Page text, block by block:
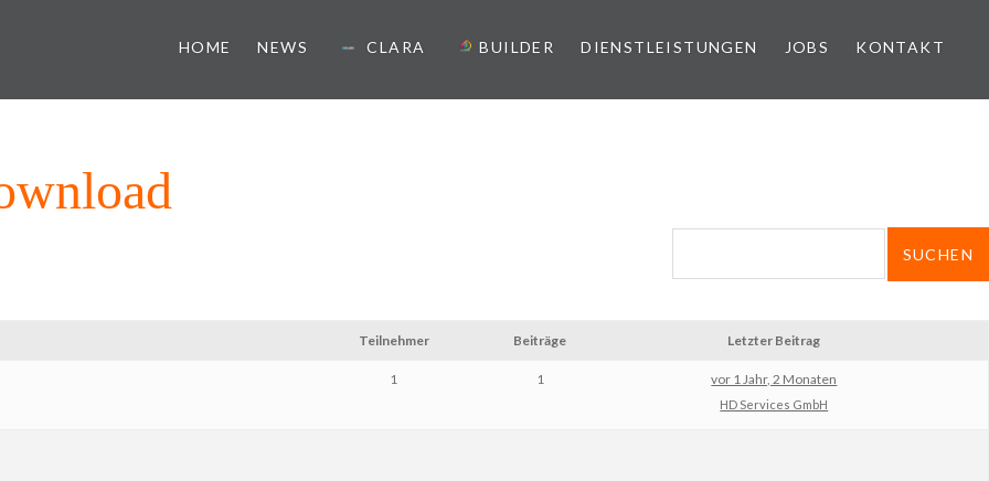
HOME NEWS CLARA BUILDER DIENSTLEISTUNGEN JOBS KONTAKT
Teilnehmer Beiträge Letzter Beitrag
1 1 vor 1 Jahr, 2 Monaten
HD Services GmbH